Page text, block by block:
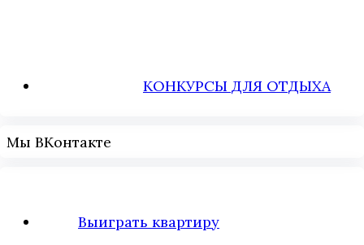
КОНКУРСЫ ДЛЯ ОТДЫХА
Мы ВКонтакте
Выиграть квартиру